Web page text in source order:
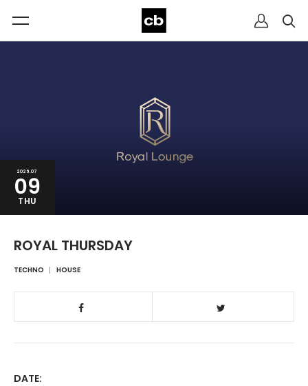
2026.07
09
THU
ROYAL THURSDAY
TECHNO HOUSE
DATE: